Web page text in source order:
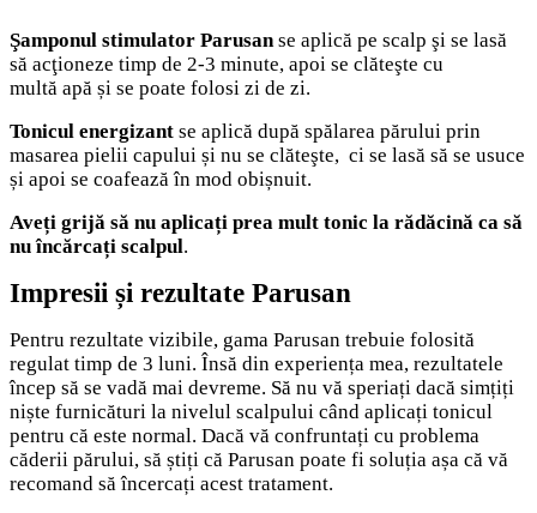
Şamponul stimulator Parusanse aplică pe scalp şi se lasă
să acţioneze timp de 2-3 minute, apoi se clăteşte cu
multă apă și se poate folosi zi de zi.
Tonicul energizant se aplică după spălarea părului prin
masarea pielii capului și nu se clăteşte, ci se lasă să se usuce
și apoi se coafează în mod obișnuit.
Aveți grijă să nu aplicați prea mult tonic la rădăcină ca să
nu încărcați scalpul.
Impresii și rezultate Parusan
Pentru rezultate vizibile, gama Parusan trebuie folosită
regulat timp de 3 luni. Însă din experiența mea, rezultatele
încep să se vadă mai devreme. Să nu vă speriați dacă simțiți
niște furnicături la nivelul scalpului când aplicați tonicul
pentru că este normal. Dacă vă confruntați cu problema
căderii părului, să știți că Parusan poate fi soluția așa că vă
recomand să încercați acest tratament.